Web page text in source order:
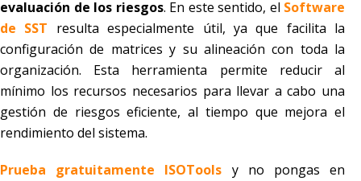
evaluación de los riesgos. En este sentido, el Software
de SST resulta especialmente útil, ya que facilita la
configuración de matrices y su alineación con toda la
organización. Esta herramienta permite reducir al
mínimo los recursos necesarios para llevar a cabo una
gestión de riesgos eficiente, al tiempo que mejora el
rendimiento del sistema.
Prueba gratuitamente ISOTools y no pongas en